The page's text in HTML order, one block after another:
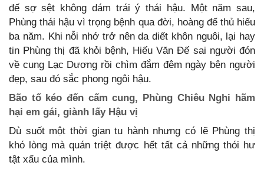
đế sợ sệt không dám trái ý thái hậu. Một năm sau,
Phùng thái hậu vì trọng bệnh qua đời, hoàng đế thủ hiếu
ba năm. Khi nỗi nhớ trở nên da diết khôn nguôi, lại hay
tin Phùng thị đã khỏi bệnh, Hiếu Văn Đế sai người đón
về cung Lạc Dương rồi chìm đắm đêm ngày bên người
đẹp, sau đó sắc phong ngôi hậu.
Bão tố kéo đến cấm cung, Phùng Chiêu Nghi hãm
hại em gái, giành lấy Hậu vị
Dù suốt một thời gian tu hành nhưng có lẽ Phùng thị
khó lòng mà quán triệt được hết tất cả những thói hư
tật xấu của mình.